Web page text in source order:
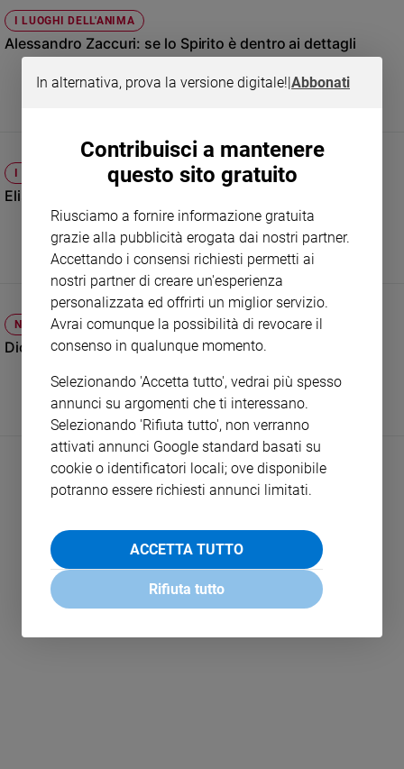
Cinema,
Tv
e
Libri
ed
educazione
Genitori
Coppia
Scuola
giovani
Adolescenza
Bioetica
Riflessioni
I LUOGHI DELL'ANIMA
Alessandro Zaccuri: se lo Spirito è dentro ai dettagli
I LUOGHI DELL'ANIMA
Elisa Fuksas: «Alla fede chiedo il senso della vita»
NARRATIVA E SPIRITO
Dio si nasconde ma poi si fa trovare
LEGGI ALTRO
In alternativa, prova la versione digitale!|Abbonati
Contribuisci a mantenere
questo sito gratuito
Riusciamo a fornire informazione gratuita
grazie alla pubblicità erogata dai nostri partner.
Accettando i consensi richiesti permetti ai
nostri partner di creare un'esperienza
personalizzata ed offrirti un miglior servizio.
Avrai comunque la possibilità di revocare il
consenso in qualunque momento.
Selezionando 'Accetta tutto', vedrai più spesso
annunci su argomenti che ti interessano.
Selezionando 'Rifiuta tutto', non verranno
attivati annunci Google standard basati su
cookie o identificatori locali; ove disponibile
potranno essere richiesti annunci limitati.
ACCETTA TUTTO
Rifiuta tutto